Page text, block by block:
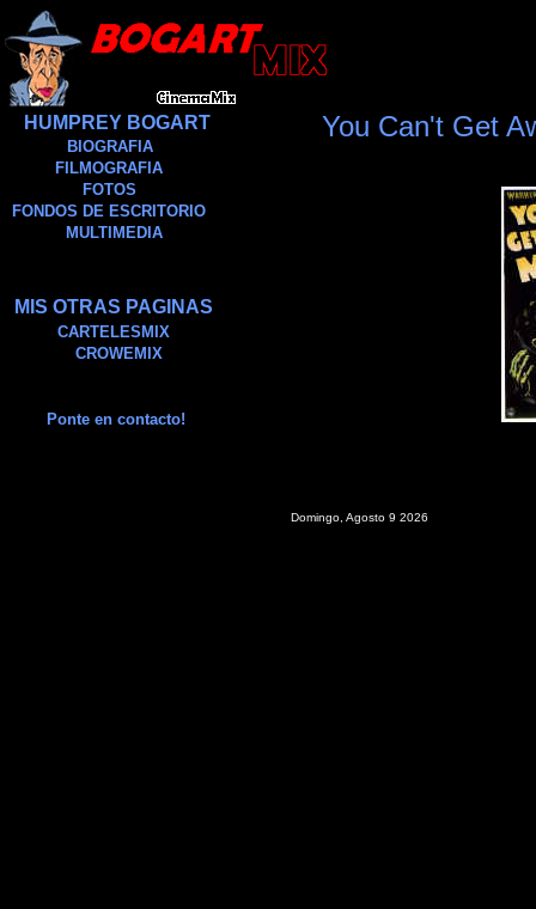
HUMPREY BOGART
BIOGRAFIA
FILMOGRAFIA
FOTOS
FONDOS DE ESCRITORIO
MULTIMEDIA
MIS OTRAS PAGINAS
CARTELESMIX
CROWEMIX
Ponte en contacto!
You Can't Get
Domingo, Agosto 9 2026